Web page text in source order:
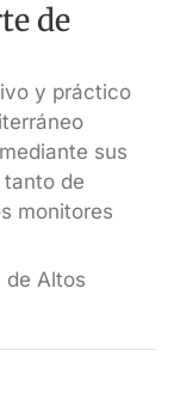
de
y práctico
sus
de
monitores
de Altos